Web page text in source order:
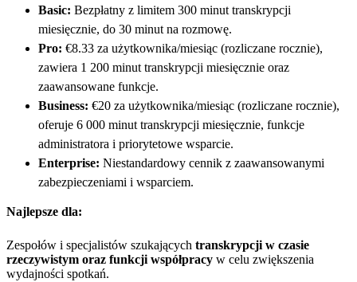
Basic: Bezpłatny z limitem 300 minut transkrypcji
miesięcznie, do 30 minut na rozmowę.
Pro: €8.33 za użytkownika/miesiąc (rozliczane rocznie),
zawiera 1 200 minut transkrypcji miesięcznie oraz
zaawansowane funkcje.
Business: €20 za użytkownika/miesiąc (rozliczane rocznie),
oferuje 6 000 minut transkrypcji miesięcznie, funkcje
administratora i priorytetowe wsparcie.
Enterprise: Niestandardowy cennik z zaawansowanymi
zabezpieczeniami i wsparciem.
Najlepsze dla:
Zespołów i specjalistów szukających transkrypcji w czasie
rzeczywistym oraz funkcji współpracy w celu zwiększenia
wydajności spotkań.